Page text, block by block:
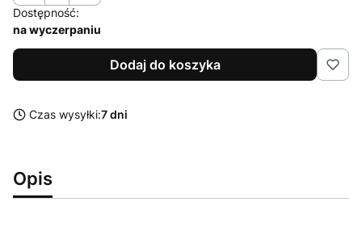
Dostępność:
na wyczerpaniu
Dodaj do koszyka
Czas wysyłki:7 dni
Opis